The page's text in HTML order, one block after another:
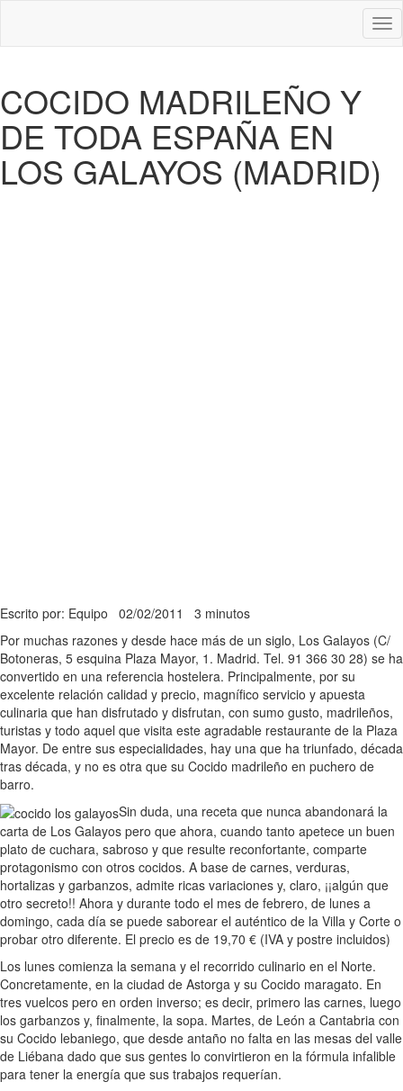
COCIDO MADRILEÑO Y
DE TODA ESPAÑA EN
LOS GALAYOS (MADRID)
Escrito por: Equipo 02/02/2011 3 minutos
Por muchas razones y desde hace más de un siglo, Los Galayos (C/
Botoneras, 5 esquina Plaza Mayor, 1. Madrid. Tel. 91 366 30 28) se ha
convertido en una referencia hostelera. Principalmente, por su
excelente relación calidad y precio, magnífico servicio y apuesta
culinaria que han disfrutado y disfrutan, con sumo gusto, madrileños,
turistas y todo aquel que visita este agradable restaurante de la Plaza
Mayor. De entre sus especialidades, hay una que ha triunfado, década
tras década, y no es otra que su Cocido madrileño en puchero de
barro.
Sin duda, una receta que nunca abandonará la
carta de Los Galayos pero que ahora, cuando tanto apetece un buen
plato de cuchara, sabroso y que resulte reconfortante, comparte
protagonismo con otros cocidos. A base de carnes, verduras,
hortalizas y garbanzos, admite ricas variaciones y, claro, ¡¡algún que
otro secreto!! Ahora y durante todo el mes de febrero, de lunes a
domingo, cada día se puede saborear el auténtico de la Villa y Corte o
probar otro diferente. El precio es de 19,70 € (IVA y postre incluidos)
Los lunes comienza la semana y el recorrido culinario en el Norte.
Concretamente, en la ciudad de Astorga y su Cocido maragato. En
tres vuelcos pero en orden inverso; es decir, primero las carnes, luego
los garbanzos y, finalmente, la sopa. Martes, de León a Cantabria con
su Cocido lebaniego, que desde antaño no falta en las mesas del valle
de Liébana dado que sus gentes lo convirtieron en la fórmula infalible
para tener la energía que sus trabajos requerían.